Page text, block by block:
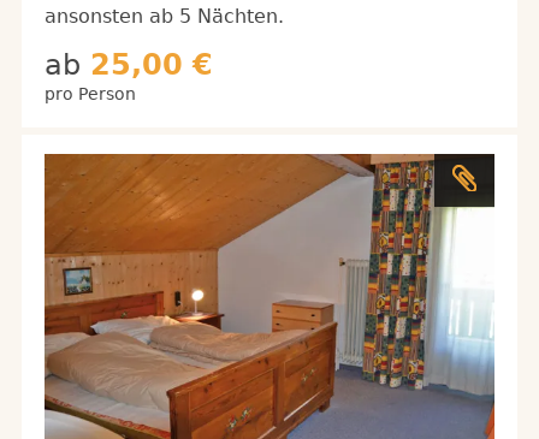
ansonsten ab 5 Nächten.
ab 25,00 €
pro Person